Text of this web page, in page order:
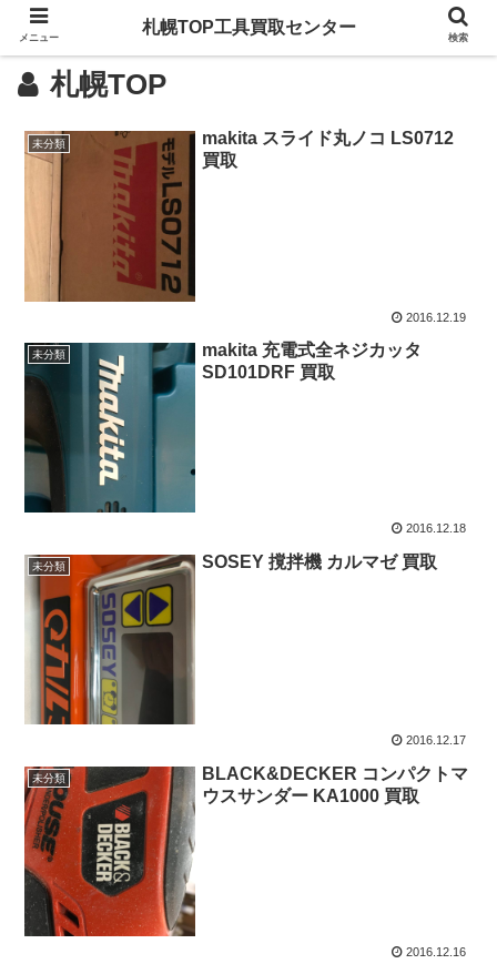
札幌TOP
未分類
makita スライド丸ノコ LS0712
買取
2016.12.19
未分類
makita 充電式全ネジカッタ
SD101DRF 買取
2016.12.18
未分類 SOSEY 撹拌機 カルマゼ 買取
2016.12.17
未分類
BLACK&DECKER コンパクトマ
ウスサンダー KA1000 買取
2016.12.16
メニュー
札幌TOP工具買取センター
検索